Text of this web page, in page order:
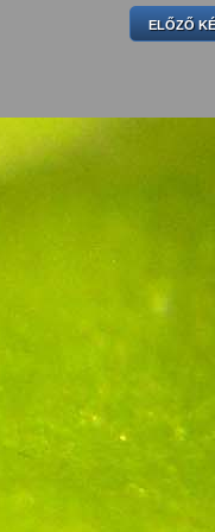
ELŐZŐ